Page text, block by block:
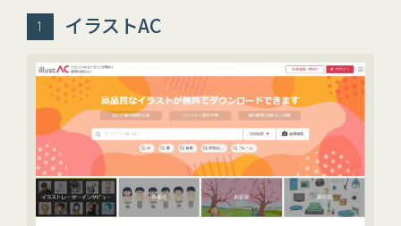
イラストAC